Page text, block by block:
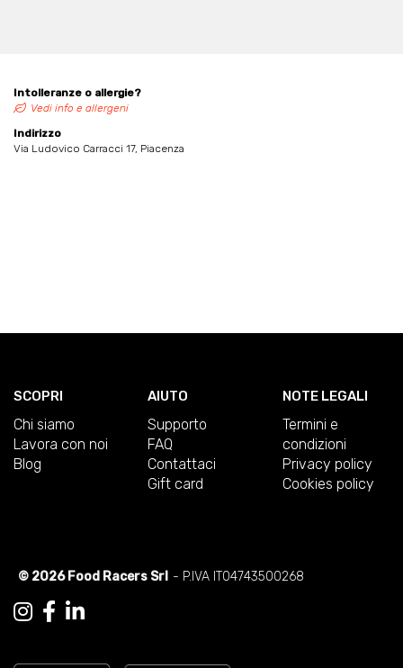
Intolleranze o allergie?
Vedi info e allergeni
Indirizzo
Via Ludovico Carracci 17, Piacenza
SCOPRI
Chi siamo
Lavora con noi
Blog
AIUTO
Supporto
FAQ
Contattaci
Gift card
NOTE LEGALI
Termini e
condizioni
Privacy policy
Cookies policy
© 2026 Food Racers Srl - P.IVA IT04743500268